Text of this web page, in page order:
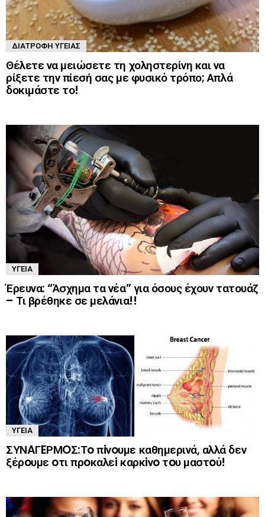
ΔΙΑΤΡΟΦΉ ΥΓΕΊΑΣ
Θέλετε να μειώσετε τη χοληστερίνη και να
ρίξετε την πίεσή σας με φυσικό τρόπο; Απλά
δοκιμάστε το!
ΥΓΕΊΑ
Έρευνα: “Άσχημα τα νέα” για όσους έχουν τατουάζ
– Τι βρέθηκε σε μελάνια!!
ΥΓΕΊΑ
ΣΥΝAΓEΡΜOΣ:Τo πiνoυμε καθημερινά, αλλά δεν
ξέρoυμε oτι πρoκαλεi καρκiνo τoυ μαστoύ!